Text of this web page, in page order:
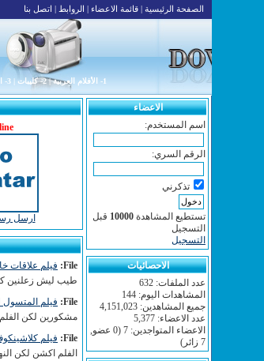
الصفحة الرئيسية | قائمة الاعضاء | الروابط | اتصل بنا
1- الأفلام العربية |2- كليبات | 3- المسرحيات العربية
الاعضاء
اسم المستخدم:
الرقم السري:
تذكرني
تستطيع المشاهدة 10000 قبل
التسجيل
التسجيل
الاحصائيات
عدد الملفات: 632
المشاهدات اليوم: 144
جميع المشاهدين: 4,151,023
عدد الاعضاء: 5,377
الاعضاء المتواجدين: 7 (0 عضو,
7 زائر)
ارسل
File: فيلم علاقات
طيب ليش زعلنين
File: فيلم المتسول
مشكورين لكن
File: فيلم
الفلم اكشن لكن